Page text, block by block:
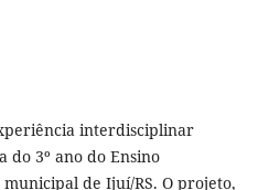
interdisciplinar
do 3º ano do Ensino
de Ijuí/RS. O projeto,